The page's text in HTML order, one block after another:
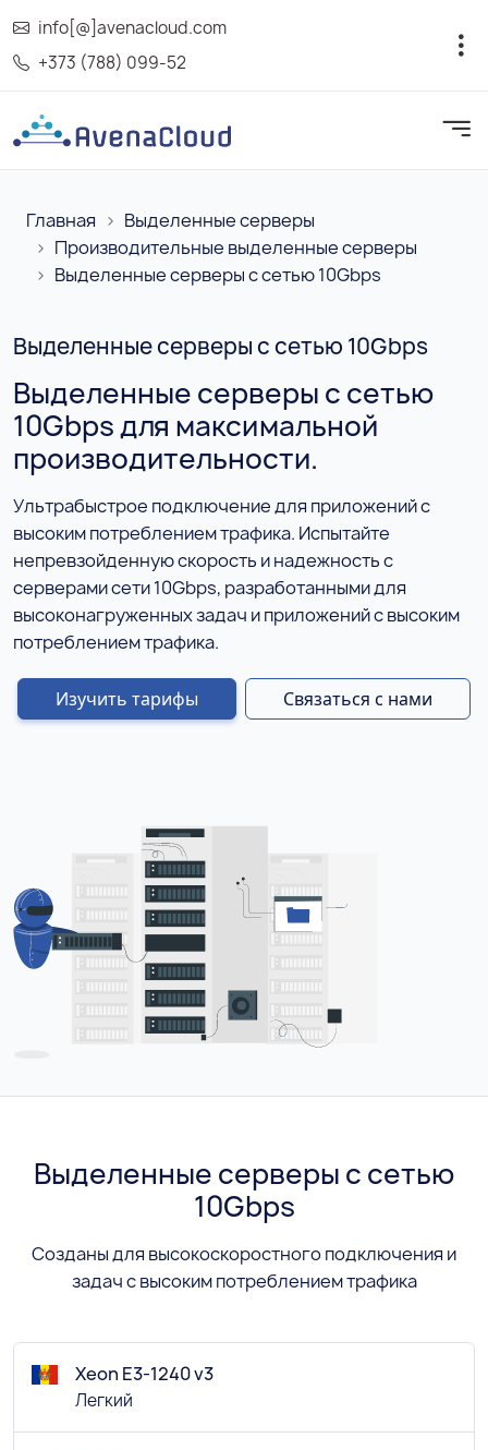
info[@]avenacloud.com
+373 (788) 099-52
Главная
Выделенные серверы
Производительные выделенные серверы
Выделенные серверы с сетью 10Gbps
Выделенные серверы с сетью 10Gbps
Выделенные серверы с сетью
10Gbps для максимальной
производительности.
Ультрабыстрое подключение для приложений с
высоким потреблением трафика. Испытайте
непревзойденную скорость и надежность с
серверами сети 10Gbps, разработанными для
высоконагруженных задач и приложений с высоким
потреблением трафика.
Изучить тарифы Связаться с нами
Выделенные серверы с сетью
10Gbps
Созданы для высокоскоростного подключения и
задач с высоким потреблением трафика
Xeon E3-1240 v3
Легкий